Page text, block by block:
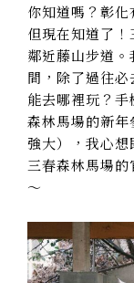
你知道嗎？彰化
但現在知道了！
鄰近藤山步道
間，除了過往
能去哪裡玩？
森林馬場的新
強大），我心
三春森林馬場
～